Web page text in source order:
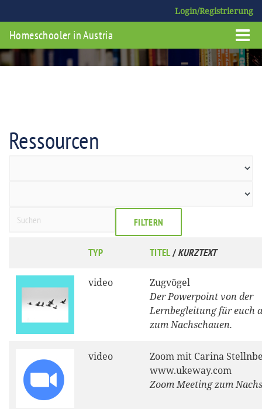
Login/Registrierung
Homeschooler in Austria
Ressourcen
FILTERN
TYP TITEL/KURZTEXT
video
Zugvögel
Der Powerpoint von der
Lernbegleitung für euch
zum Nachschauen.
video
Zoom mit Carina
www.ukeway.com
Zoom Meeting zum